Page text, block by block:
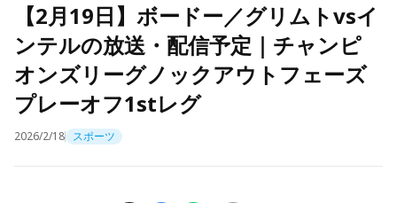
【2月19日】ボードー／グリムトvsイ
ンテルの放送・配信予定｜チャンピ
オンズリーグノックアウトフェーズ
プレーオフ1stレグ
2026/2/18 スポーツ